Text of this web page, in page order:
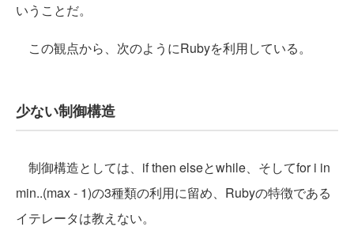
いうことだ。
この観点から、次のようにRubyを利用している。
少ない制御構造
制御構造としては、if then elseとwhile、そしてfor i in
min..(max - 1)の3種類の利用に留め、Rubyの特徴である
イテレータは教えない。